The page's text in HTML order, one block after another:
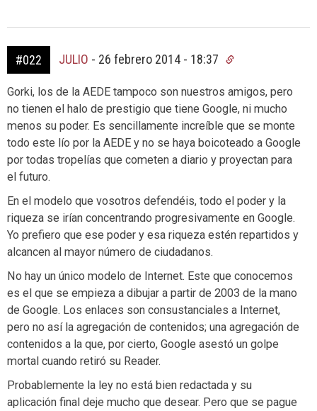
#022 JULIO - 26 febrero 2014 - 18:37
Gorki, los de la AEDE tampoco son nuestros amigos, pero
no tienen el halo de prestigio que tiene Google, ni mucho
menos su poder. Es sencillamente increíble que se monte
todo este lío por la AEDE y no se haya boicoteado a Google
por todas tropelías que cometen a diario y proyectan para
el futuro.
En el modelo que vosotros defendéis, todo el poder y la
riqueza se irían concentrando progresivamente en Google.
Yo prefiero que ese poder y esa riqueza estén repartidos y
alcancen al mayor número de ciudadanos.
No hay un único modelo de Internet. Este que conocemos
es el que se empieza a dibujar a partir de 2003 de la mano
de Google. Los enlaces son consustanciales a Internet,
pero no así la agregación de contenidos; una agregación de
contenidos a la que, por cierto, Google asestó un golpe
mortal cuando retiró su Reader.
Probablemente la ley no está bien redactada y su
aplicación final deje mucho que desear. Pero que se pague